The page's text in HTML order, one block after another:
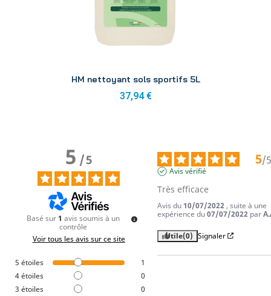
HM nettoyant sols sportifs 5L
37,94 €
5/5
Basé sur1 avis soumis à un
contrôle
Voir tous les avis sur ce site
5 étoiles
1
4étoiles
0
3 étoiles
0
5/5
Avis vérifié
Très efficace
Avis du10/07/2022, suite à une
expérience du07/07/2022 par
Utile(0) Signaler